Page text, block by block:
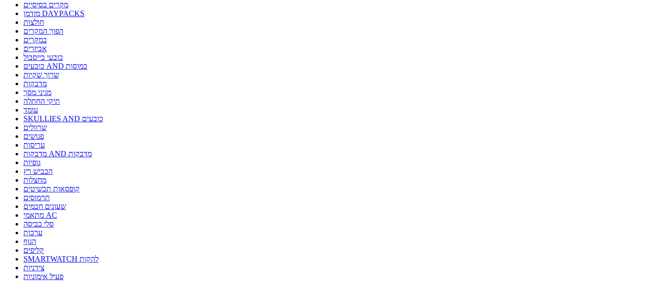
מקרים בסיסיים
מזדמן DAYPACKS
חולצות
הפוך המקרים
במקרים
אביזרים
כובעי בייסבול
כובעים AND כמוסות
שרוך שקיות
מדבקות
מגיני מסך
תיקי החתלה
עומד
SKULLIES AND כובעים
שרוולים
פגושים
עריסות
מדבקות AND מדבקות
גופיות
הכביש רץ
מחצלות
קופסאות תכשיטים
תרמוסים
שעונים חכמים
מתאמי AC
סלי כביסה
ערכות
הגוף
קליפים
SMARTWATCH להקות
צידניות
פעיל אימוניות